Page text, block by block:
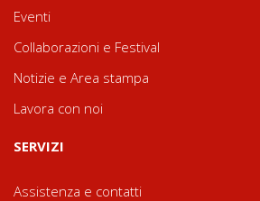
Eventi
Collaborazioni e Festival
Notizie e Area stampa
Lavora con noi
SERVIZI
Assistenza e contatti